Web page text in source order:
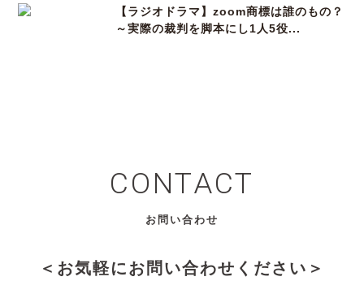
【ラジオドラマ】zoom商標は誰のもの？
～実際の裁判を脚本にし1人5役...
CONTACT
お問い合わせ
＜お気軽にお問い合わせください＞